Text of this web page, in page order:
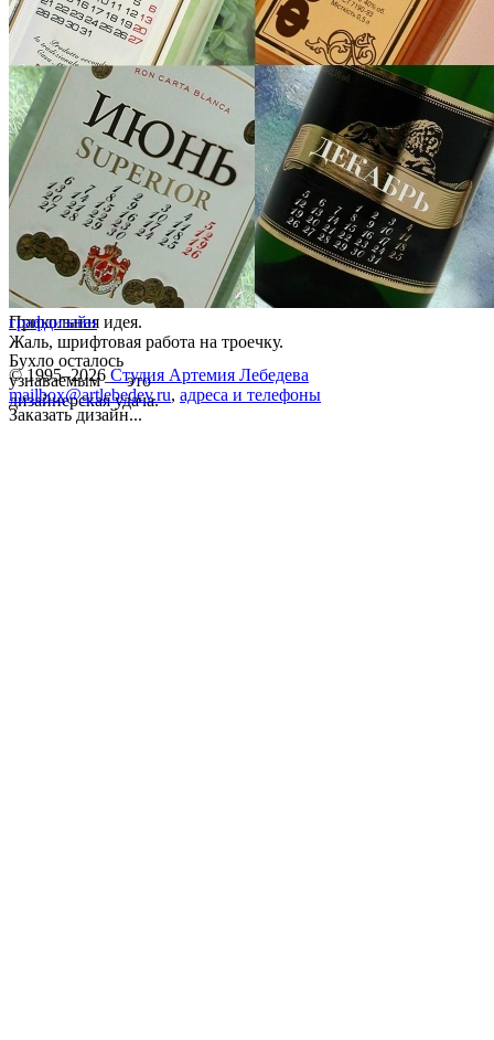
Прикольная идея.
Жаль, шрифтовая работа на троечку.
Бухло осталось
узнаваемым — это
дизайнерская удача.
графдизайн
© 1995–2026 Студия Артемия Лебедева
mailbox@artlebedev.ru, адреса и телефоны
Заказать дизайн...